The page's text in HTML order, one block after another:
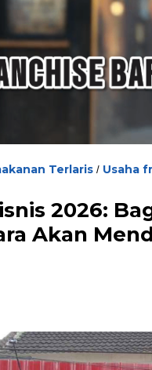
Terlaris / Usaha
2026:
Akan